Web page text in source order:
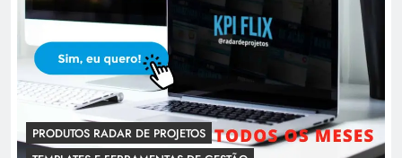
PRODUTOS RADAR DE PROJETOS